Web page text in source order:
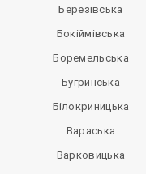
Березівська
Бокіймівська
Боремельська
Бугринська
Білокриницька
Вараська
Варковицька